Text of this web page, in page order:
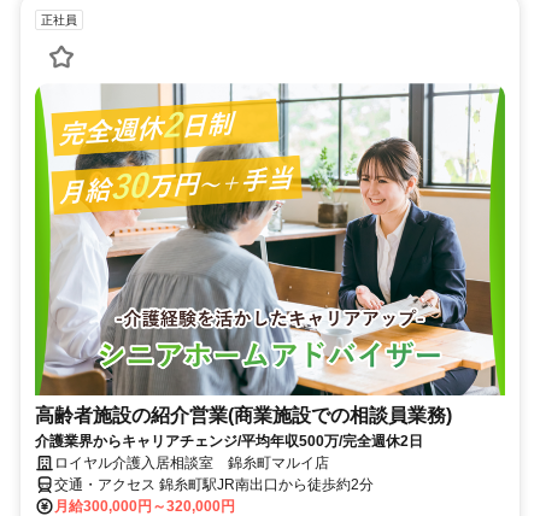
正社員
高齢者施設の紹介営業(商業施設での相談員業務)
介護業界からキャリアチェンジ/平均年収500万/完全週休2日
ロイヤル介護入居相談室 錦糸町マルイ店
交通・アクセス 錦糸町駅JR南出口から徒歩約2分
月給300,000円～320,000円